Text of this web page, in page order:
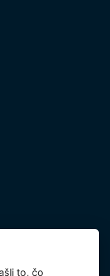
to, čo